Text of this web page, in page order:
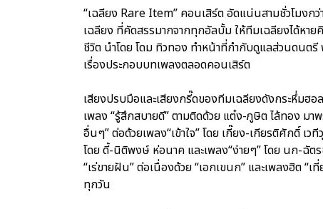
“เฉลียง Rare Item” คอนเสิร์ต อัดแน่นสามชั่วโมงก
เฉลียง ที่คัดสรรมากจากทุกอัลบั้ม ให้ทีมเฉลียงได้หา
ชีวิต นำโดย โดม ทิวทอง ทำหน้าที่กำกับดูแลส่วนดน
เรื่องประกอบบทเพลงตลอดคอนเสิร์ต
เสียงปรบมือและเสียงกรี๊ดของทีมเฉลียงดังกระหึ่มฮ
เพลง “รู้สึกสบายดี” ตามติดด้วย แต๋ง-ภูษิต ไล้ทอง
อื่นๆ” ต่อด้วยเพลง“เข้าใจ” โดย เกี๊ยง-เกียรติศักดิ์ เ
โดย ดี้-นิติพงษ์ ห่อนาค และเพลง“ง่ายๆ” โดย นก-ฉั
“เร่ขายฝัน” ต่อเนื่องด้วย “เอกเขนก” และเพลงฮิต “
ทุกวัน